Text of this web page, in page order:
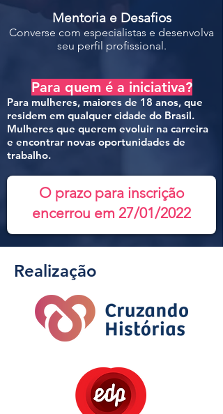
Mentoria e Desafios
Converse com especialistas e desenvolva
seu perfil profissional.
Para quem é a iniciativa?
Para mulheres, maiores de 18 anos, que
residem em qualquer cidade do Brasil.
Mulheres que querem evoluir na carreira
e encontrar novas oportunidades de
trabalho.
O prazo para inscrição
encerrou em 27/01/2022
Realização